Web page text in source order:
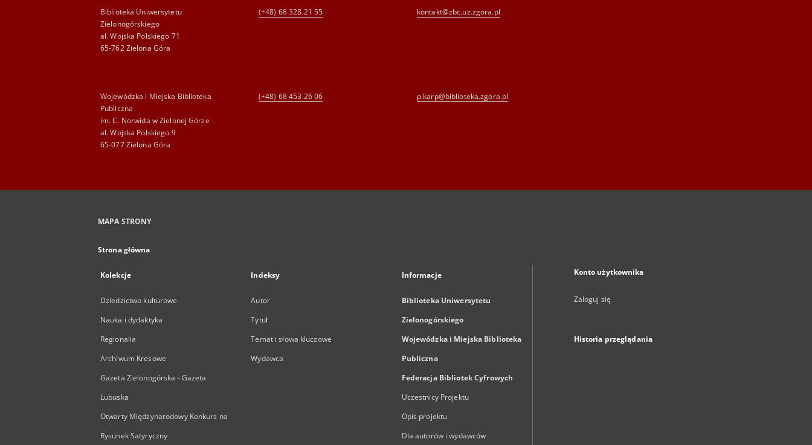
Biblioteka Uniwersytetu
Zielonogórskiego
al. Wojska Polskiego 71
65-762 Zielona Góra
(+48) 68 328 21 55 kontakt@zbc.uz.zgora.pl
Wojewódzka i Miejska Biblioteka
Publiczna
im. C. Norwida w Zielonej Górze
al. Wojska Polskiego 9
65-077 Zielona Góra
(+48) 68 453 26 06 p.karp@biblioteka.zgora.pl
MAPA STRONY
Strona główna
Kolekcje
Dziedzictwo kulturowe
Nauka i dydaktyka
Regionalia
Archiwum Kresowe
Gazeta Zielonogórska - Gazeta
Lubuska
Otwarty Międzynarodowy Konkurs na
Rysunek Satyryczny
Indeksy
Autor
Tytuł
Temat i słowa kluczowe
Wydawca
Informacje
Biblioteka Uniwersytetu
Zielonogórskiego
Wojewódzka i Miejska Biblioteka
Publiczna
Federacja Bibliotek Cyfrowych
Uczestnicy Projektu
Opis projektu
Dla autorów i wydawców
Konto użytkownika
Zaloguj się
Historia przeglądania